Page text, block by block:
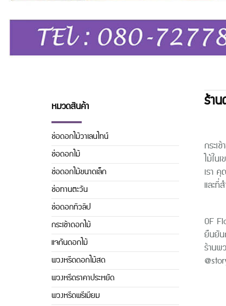
ร้า
กระเ
ไม้ใน
เรา
และที่
OF
ยืนยัน
ร้าน
หมวดสินค้า
ช่อดอกไม้วาเลนไทน์
ช่อดอกไม้
ช่อดอกไม้ขนาดเล็ก
ช่อทานตะวัน
ช่อดอกทิวลิิป
กระเช้าดอกไม้
แจกันดอกไม้
พวงหรีดดอกไม้สด
พวงหรีดราคาประหยัด
พวงหรีดพรีเมียม